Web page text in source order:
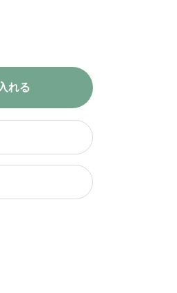
れる